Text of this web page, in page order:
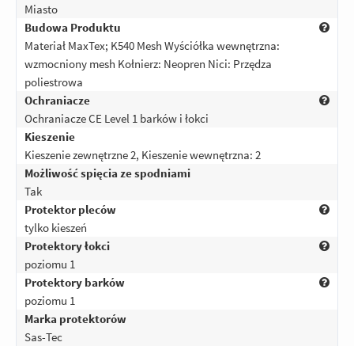
Miasto
Budowa Produktu
Materiał MaxTex; K540 Mesh Wyściółka wewnętrzna:
wzmocniony mesh Kołnierz: Neopren Nici: Przędza
poliestrowa
Ochraniacze
Ochraniacze CE Level 1 barków i łokci
Kieszenie
Kieszenie zewnętrzne 2, Kieszenie wewnętrzna: 2
Możliwość spięcia ze spodniami
Tak
Protektor pleców
tylko kieszeń
Protektory łokci
poziomu 1
Protektory barków
poziomu 1
Marka protektorów
Sas-Tec